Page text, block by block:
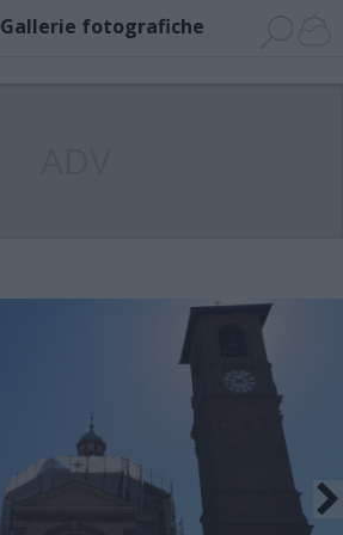
Gallerie fotografiche